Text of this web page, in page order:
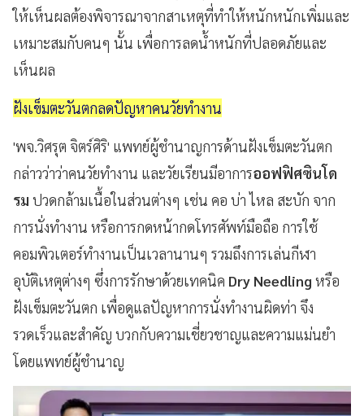
ให้เห็นผลต้องพิจารณาจากสาเหตุที่ทำให้หนักหนักเพิ่มและ
เหมาะสมกับคนๆ นั้น เพื่อการลดน้ำหนักที่ปลอดภัยและ
เห็นผล
ฝังเข็มตะวันตกลดปัญหาคนวัยทำงาน
'พจ.วิศรุต จิตร์ศิริ' แพทย์ผู้ชำนาญการด้านฝังเข็มตะวันตก
กล่าวว่าว่าคนวัยทำงาน และวัยเรียนมีอาการออฟฟิศซินโด
รม ปวดกล้ามเนื้อในส่วนต่างๆ เช่น คอ บ่า ไหล สะบัก จาก
การนั่งทำงาน หรือการกดหน้ากดโทรศัพท์มือถือ การใช้
คอมพิวเตอร์ทำงานเป็นเวลานานๆ รวมถึงการเล่นกีฬา
อุบัติเหตุต่างๆ ซึ่งการรักษาด้วยเทคนิค Dry Needling หรือ
ฝังเข็มตะวันตก เพื่อดูแลปัญหาการนั่งทำงานผิดท่า จึง
รวดเร็วและสำคัญ บวกกับความเชี่ยวชาญและความแม่นยำ
โดยแพทย์ผู้ชำนาญ